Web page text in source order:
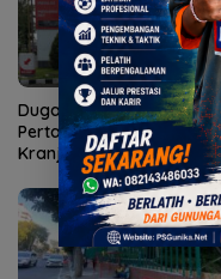
Dugaan Penyalahgunaan
Pertalite Mencuat di
Kranjingan Jember